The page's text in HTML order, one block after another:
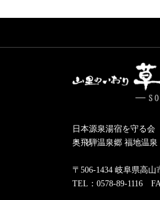
日本源泉湯宿を守る会
奥飛騨温泉郷 福地温
〒506-1434 岐阜県高
TEL：0578-89-1116